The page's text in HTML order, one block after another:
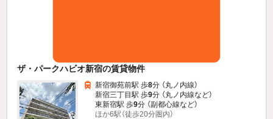
ザ・パークハビオ新宿の賃貸物件
新宿御苑前駅 歩8分 （丸ノ内線）
新宿三丁目駅 歩9分 （丸ノ内線など）
東新宿駅 歩9分 （副都心線など）
ほか6駅（徒歩20分圏内）